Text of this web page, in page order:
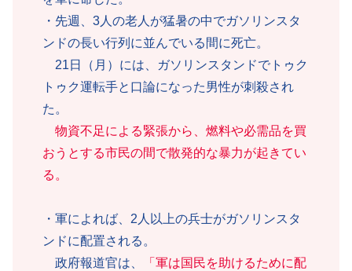
・先週、3人の老人が猛暑の中でガソリンスタ
ンドの長い行列に並んでいる間に死亡。
21日（月）には、ガソリンスタンドでトゥク
トゥク運転手と口論になった男性が刺殺され
た。
物資不足による緊張から、燃料や必需品を買
おうとする市民の間で散発的な暴力が起きてい
る。
・軍によれば、2人以上の兵士がガソリンスタ
ンドに配置される。
政府報道官は、
「軍は国民を助けるために配